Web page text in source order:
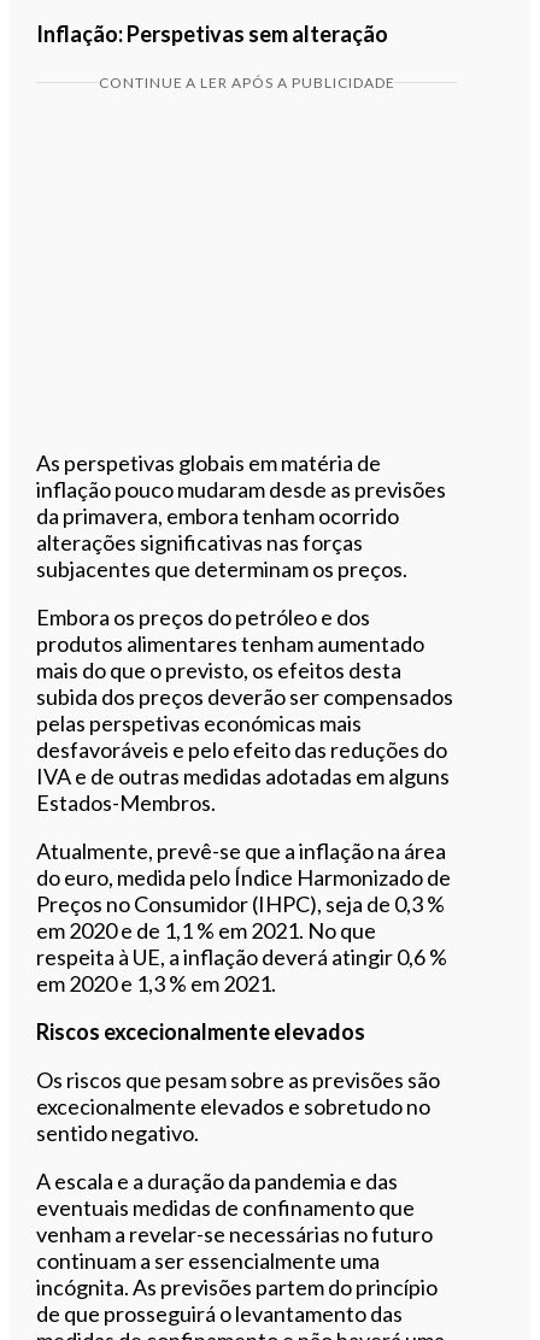
Inflação: Perspetivas sem alteração
CONTINUE A LER APÓS A PUBLICIDADE
As perspetivas globais em matéria de
inflação pouco mudaram desde as previsões
da primavera, embora tenham ocorrido
alterações significativas nas forças
subjacentes que determinam os preços.
Embora os preços do petróleo e dos
produtos alimentares tenham aumentado
mais do que o previsto, os efeitos desta
subida dos preços deverão ser compensados
pelas perspetivas económicas mais
desfavoráveis e pelo efeito das reduções do
IVA e de outras medidas adotadas em alguns
Estados-Membros.
Atualmente, prevê-se que a inflação na área
do euro, medida pelo Índice Harmonizado de
Preços no Consumidor (IHPC), seja de 0,3 %
em 2020 e de 1,1 % em 2021. No que
respeita à UE, a inflação deverá atingir 0,6 %
em 2020 e 1,3 % em 2021.
Riscos excecionalmente elevados
Os riscos que pesam sobre as previsões são
excecionalmente elevados e sobretudo no
sentido negativo.
A escala e a duração da pandemia e das
eventuais medidas de confinamento que
venham a revelar-se necessárias no futuro
continuam a ser essencialmente uma
incógnita. As previsões partem do princípio
de que prosseguirá o levantamento das